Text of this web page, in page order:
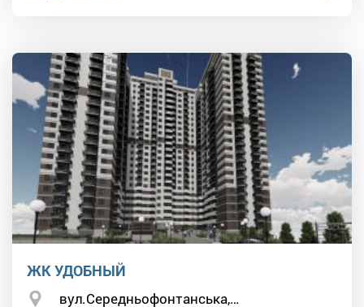
ЖК УДОБНЫЙ
вул.Середньофонтанська,…